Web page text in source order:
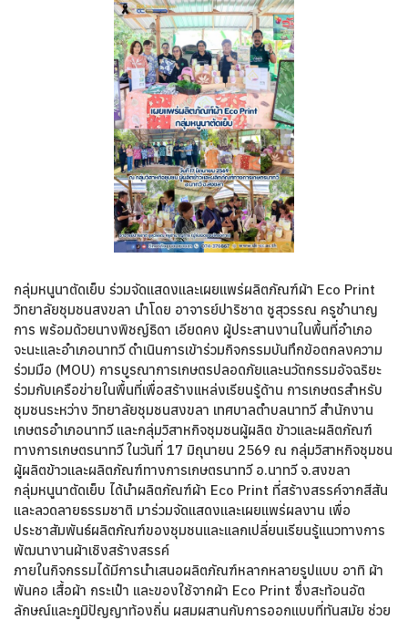
กลุ่มหนูนาตัดเย็บ ร่วมจัดแสดงและเผยแพร่ผลิตภัณฑ์ผ้า Eco Print
วิทยาลัยชุมชนสงขลา นำโดย อาจารย์ปาริชาต ชูสุวรรณ ครูชำนาญ
การ พร้อมด้วยนางพิชญ์ธิดา เอียดคง ผู้ประสานงานในพื้นที่อำเภอ
จะนะและอำเภอนาทวี ดำเนินการเข้าร่วมกิจกรรมบันทึกข้อตกลงความ
ร่วมมือ (MOU) การบูรณาการเกษตรปลอดภัยและนวัตกรรมอัจฉริยะ
ร่วมกับเครือข่ายในพื้นที่เพื่อสร้างแหล่งเรียนรู้ด้าน การเกษตรสำหรับ
ชุมชนระหว่าง วิทยาลัยชุมชนสงขลา เทศบาลตำบลนาทวี สำนักงาน
เกษตรอำเภอนาทวี และกลุ่มวิสาหกิจชุมชนผู้ผลิต ข้าวและผลิตภัณฑ์
ทางการเกษตรนาทวี ในวันที่ 17 มิถุนายน 2569 ณ กลุ่มวิสาหกิจชุมชน
ผู้ผลิตข้าวและผลิตภัณฑ์ทางการเกษตรนาทวี อ.นาทวี จ.สงขลา
กลุ่มหนูนาตัดเย็บ ได้นำผลิตภัณฑ์ผ้า Eco Print ที่สร้างสรรค์จากสีสัน
และลวดลายธรรมชาติ มาร่วมจัดแสดงและเผยแพร่ผลงาน เพื่อ
ประชาสัมพันธ์ผลิตภัณฑ์ของชุมชนและแลกเปลี่ยนเรียนรู้แนวทางการ
พัฒนางานผ้าเชิงสร้างสรรค์
ภายในกิจกรรมได้มีการนำเสนอผลิตภัณฑ์หลากหลายรูปแบบ อาทิ ผ้า
พันคอ เสื้อผ้า กระเป๋า และของใช้จากผ้า Eco Print ซึ่งสะท้อนอัต
ลักษณ์และภูมิปัญญาท้องถิ่น ผสมผสานกับการออกแบบที่ทันสมัย ช่วย